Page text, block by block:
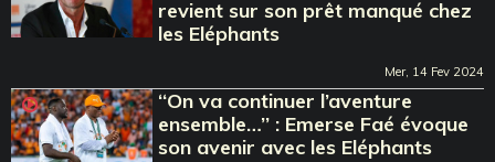
revient sur son prêt manqué chez
les Eléphants
Mer, 14 Fev 2024
‘‘On va continuer l’aventure
ensemble…’’ : Emerse Faé évoque
son avenir avec les Eléphants